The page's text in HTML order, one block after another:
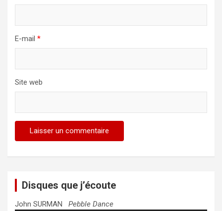
E-mail *
Site web
Disques que j’écoute
John SURMAN Pebble Dance